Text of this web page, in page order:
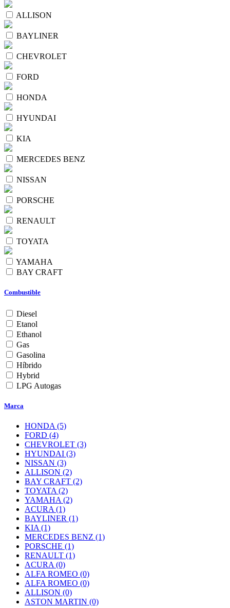
ALLISON
BAYLINER
CHEVROLET
FORD
HONDA
HYUNDAI
KIA
MERCEDES BENZ
NISSAN
PORSCHE
RENAULT
TOYATA
YAMAHA
BAY CRAFT
Combustible
Diesel
Etanol
Ethanol
Gas
Gasolina
Híbrido
Hybrid
LPG Autogas
Marca
HONDA (5)
FORD (4)
CHEVROLET (3)
HYUNDAI (3)
NISSAN (3)
ALLISON (2)
BAY CRAFT (2)
TOYATA (2)
YAMAHA (2)
ACURA (1)
BAYLINER (1)
KIA (1)
MERCEDES BENZ (1)
PORSCHE (1)
RENAULT (1)
ACURA (0)
ALFA ROMEO (0)
ALFA ROMEO (0)
ALLISON (0)
ASTON MARTIN (0)